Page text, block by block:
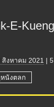
E-
สิงหาคม 2021 |
นังตลก